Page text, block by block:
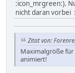
:icon_mrgreen:).
nicht daran vorbei
Zitat von:
Maximalgröße für
animiert!